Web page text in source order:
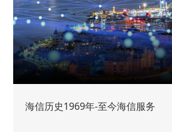
海信历史1969年-至今海信服务